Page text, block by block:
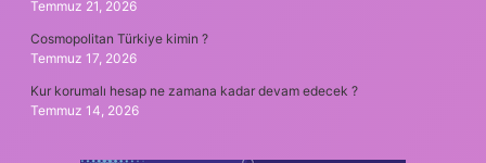
Temmuz 21, 2026
Cosmopolitan Türkiye kimin ?
Temmuz 17, 2026
Kur korumalı hesap ne zamana kadar devam edecek ?
Temmuz 14, 2026